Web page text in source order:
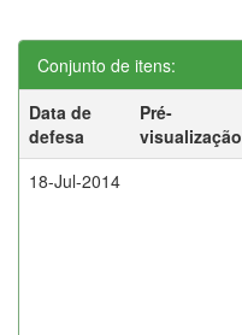
Conjunto de itens:
Data de
defesa
Pré-
visualização
18-Jul-2014